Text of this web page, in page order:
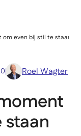
om even bij stil te staan
Roel Wagter
staan